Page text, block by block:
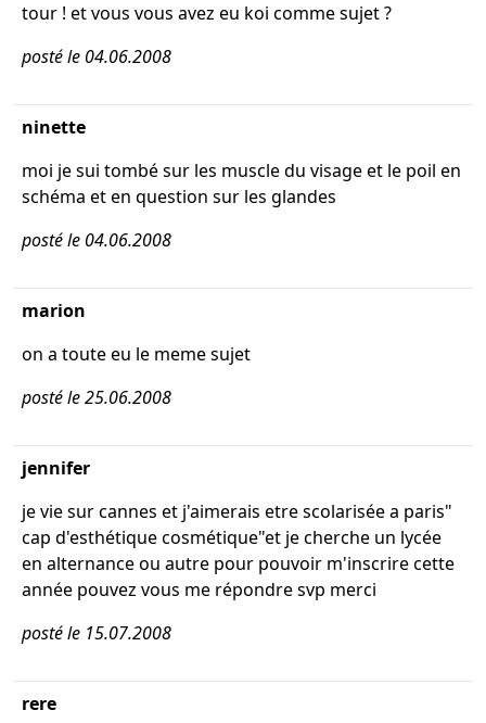
tour ! et vous vous avez eu koi comme sujet ?
posté le 04.06.2008
ninette
moi je sui tombé sur les muscle du visage et le poil en
schéma et en question sur les glandes
posté le 04.06.2008
marion
on a toute eu le meme sujet
posté le 25.06.2008
jennifer
je vie sur cannes et j'aimerais etre scolarisée a paris"
cap d'esthétique cosmétique"et je cherche un lycée
en alternance ou autre pour pouvoir m'inscrire cette
année pouvez vous me répondre svp merci
posté le 15.07.2008
rere